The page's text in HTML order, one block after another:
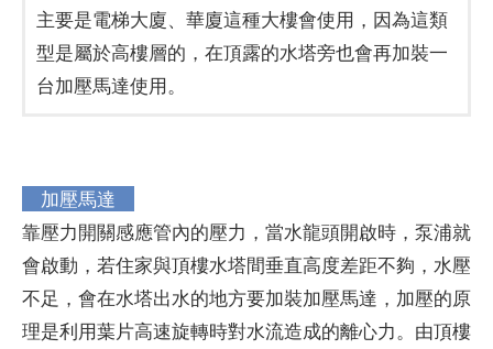
主要是電梯大廈、華廈這種大樓會使用，因為這類
型是屬於高樓層的，在頂露的水塔旁也會再加裝一
台加壓馬達使用。
加壓馬達
靠壓力開關感應管內的壓力，當水龍頭開啟時，泵浦就
會啟動，若住家與頂樓水塔間垂直高度差距不夠，水壓
不足，會在水塔出水的地方要加裝加壓馬達，加壓的原
理是利用葉片高速旋轉時對水流造成的離心力。由頂樓